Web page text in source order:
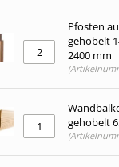
Pfosten
gehobelt
2400 mm
gehobelt